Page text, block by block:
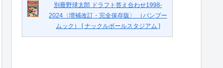
別冊野球太郎 ドラフト答え合わせ1998-
2024〈増補改訂・完全保存版〉 （バンブー
ムック） [ ナックルボールスタジアム ]